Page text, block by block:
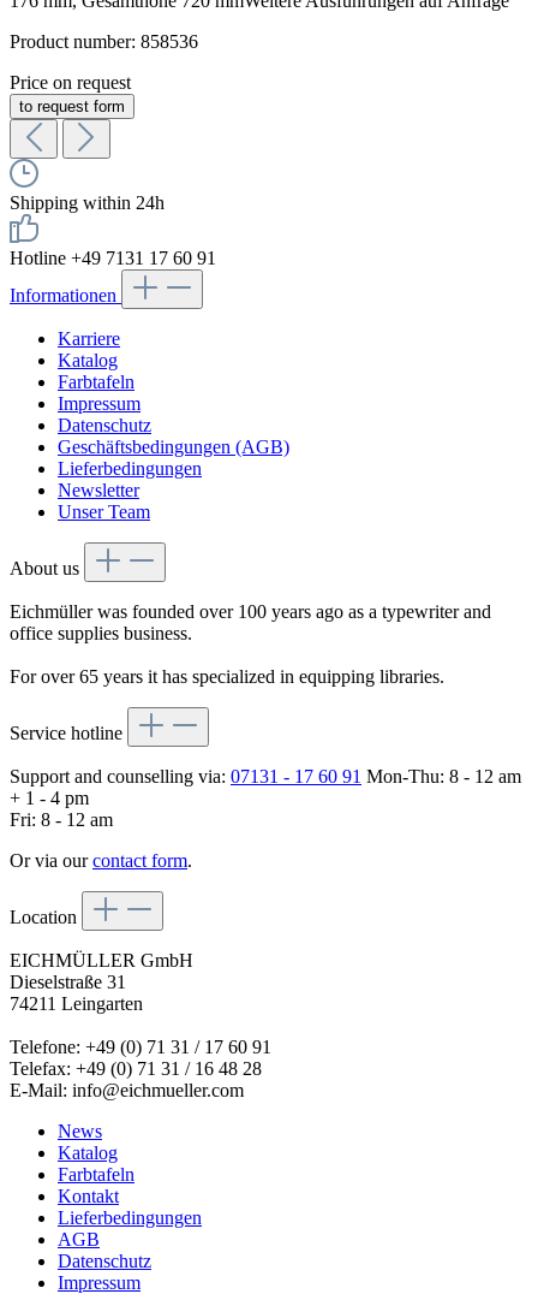
Product number: 858536
Price on request
to request form
Shipping within 24h
Hotline +49 7131 17 60 91
Informationen
Karriere
Katalog
Farbtafeln
Impressum
Datenschutz
Geschäftsbedingungen (AGB)
Lieferbedingungen
Newsletter
Unser Team
About us
Eichmüller was founded over 100 years ago as a typewriter and
office supplies business.
For over 65 years it has specialized in equipping libraries.
Service hotline
Support and counselling via: 07131 - 17 60 91 Mon-Thu: 8 - 12 am
+ 1 - 4 pm
Fri: 8 - 12 am
Or via ourcontact form.
Location
EICHMÜLLER GmbH
Dieselstraße 31
74211 Leingarten
Telefone: +49 (0) 71 31 / 17 60 91
Telefax: +49 (0) 71 31 / 16 48 28
E-Mail: info@eichmueller.com
News
Katalog
Farbtafeln
Kontakt
Lieferbedingungen
AGB
Datenschutz
Impressum